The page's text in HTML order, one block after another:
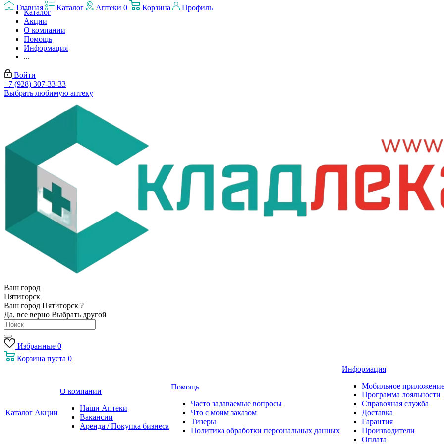
Каталог
Акции
О компании
Помощь
Информация
...
Войти
+7 (928) 307-33-33
Выбрать любимую аптеку
Ваш город
Пятигорск
Ваш город Пятигорск ?
Да, все верно Выбрать другой
Избранные 0
Корзина пуста 0
Каталог Акции
О компании
Наши Аптеки
Вакансии
Аренда / Покупка бизнеса
Помощь
Часто задаваемые вопросы
Что с моим заказом
Тизеры
Политика обработки персональных данных
Информация
Мобильное приложение
Программа лояльности
Справочная служба
Доставка
Гарантия
Производители
Оплата
Главная Каталог Аптеки 0 Корзина Профиль